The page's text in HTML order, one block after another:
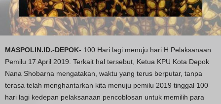
MASPOLIN.ID.-DEPOK- 100 Hari lagi menuju hari H Pelaksanaan
Pemilu 17 April 2019. Terkait hal tersebut, Ketua KPU Kota Depok
Nana Shobarna mengatakan, waktu yang terus berputar, tanpa
terasa telah menghantarkan kita menuju pemilu 2019 tinggal 100
hari lagi kedepan pelaksanaan pencoblosan untuk memilih para